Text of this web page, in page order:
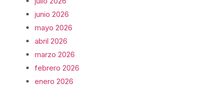
junio 2026
mayo 2026
abril 2026
marzo 2026
febrero 2026
enero 2026